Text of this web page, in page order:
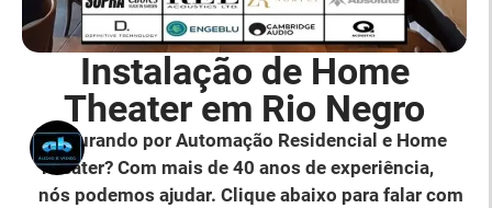
Instalação de Home
Theater em Rio Negro
Procurando por Automação Residencial e Home
Theater? Com mais de 40 anos de experiência,
nós podemos ajudar. Clique abaixo para falar com